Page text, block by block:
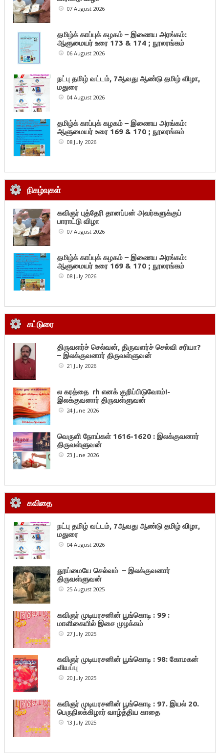
07 August 2026
தமிழ்க் காப்புக் கழகம் – இணைய அரங்கம்:
ஆளுமையர் உரை 173 & 174 ; நூலரங்கம்
06 August 2026
நட்பு தமிழ் வட்டம், 7ஆவது ஆண்டு தமிழ் விழா,
மதுரை
04 August 2026
தமிழ்க் காப்புக் கழகம் – இணைய அரங்கம்:
ஆளுமையர் உரை 169 & 170 ; நூலரங்கம்
08 July 2026
நிகழ்வுகள்
கவிஞர் புத்தேரி தானப்பன் அவர்களுக்குப்
பாராட்டு விழா
07 August 2026
தமிழ்க் காப்புக் கழகம் – இணைய அரங்கம்:
ஆளுமையர் உரை 169 & 170 ; நூலரங்கம்
08 July 2026
கட்டுரை
திருவளர்ச் செல்வன், திருவளர்ச் செல்வி சரியா?
– இலக்குவனார் திருவள்ளுவன்
21 July 2026
ல கரத்தை rh எனக் குறிப்பிடுவோம்!-
இலக்குவனார் திருவள்ளுவன்
24 June 2026
வெருளி நோய்கள் 1616-1620 : இலக்குவனார்
திருவள்ளுவன்
23 June 2026
கவிதை
நட்பு தமிழ் வட்டம், 7ஆவது ஆண்டு தமிழ் விழா,
மதுரை
04 August 2026
தூய்மையே செல்வம் – இலக்குவனார்
திருவள்ளுவன்
25 August 2025
கவிஞர் முடியரசனின் பூங்கொடி : 99 :
மாளிகையில் இசை முழக்கம்
27 July 2025
கவிஞர் முடியரசனின் பூங்கொடி : 98: கோமகன்
வியப்பு
20 July 2025
கவிஞர் முடியரசனின் பூங்கொடி : 97. இயல் 20.
பெருநிலக்கிழார் வாழ்த்திய காதை
13 July 2025